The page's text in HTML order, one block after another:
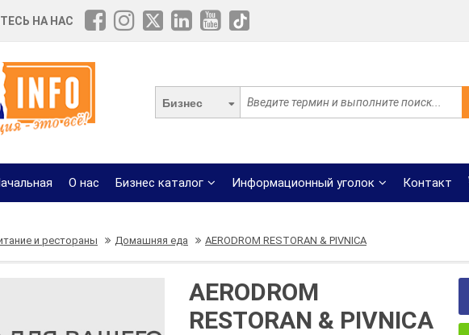
НА НАС
Бизнес
О нас Бизнес каталог Информационный уголок Контакт
и рестораны Домашняя еда AERODROM RESTORAN & PIVNICA
AERODROM
RESTORAN & PIVNICA